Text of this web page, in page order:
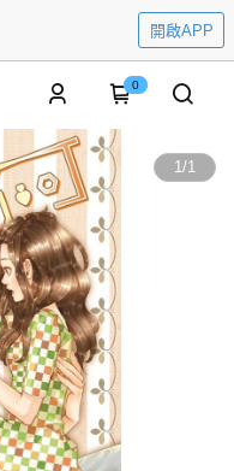
開啟APP
0
1/1